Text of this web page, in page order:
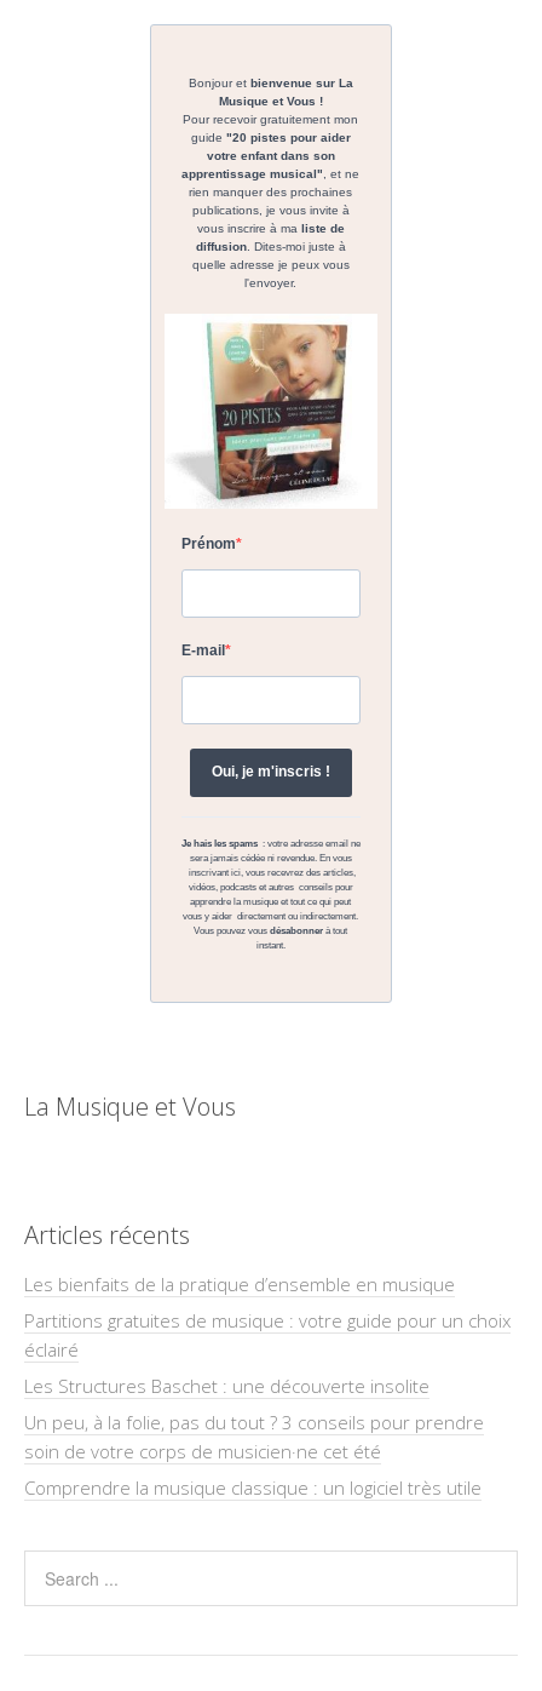
La Musique et Vous
Articles récents
Les bienfaits de la pratique d’ensemble en musique
Partitions gratuites de musique : votre guide pour un choix
éclairé
Les Structures Baschet : une découverte insolite
Un peu, à la folie, pas du tout ? 3 conseils pour prendre
soin de votre corps de musicien·ne cet été
Comprendre la musique classique : un logiciel très utile